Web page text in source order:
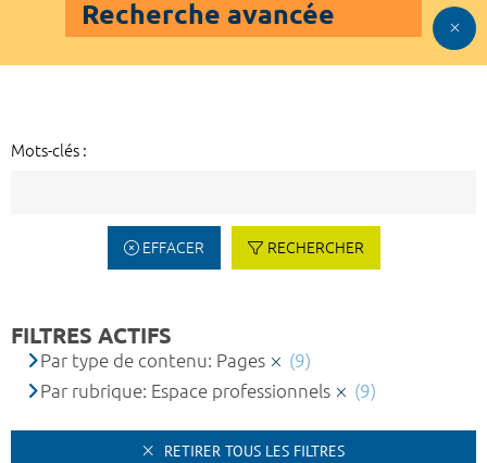
Recherche avancée
Mots-clés :
EFFACER RECHERCHER
FILTRES ACTIFS
Par type de contenu: Pages
(9)
Par rubrique: Espace professionnels
(9)
RETIRER TOUS LES FILTRES